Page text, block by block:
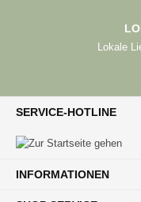
Lokale
SERVICE-HOTLINE
INFORMATIONEN